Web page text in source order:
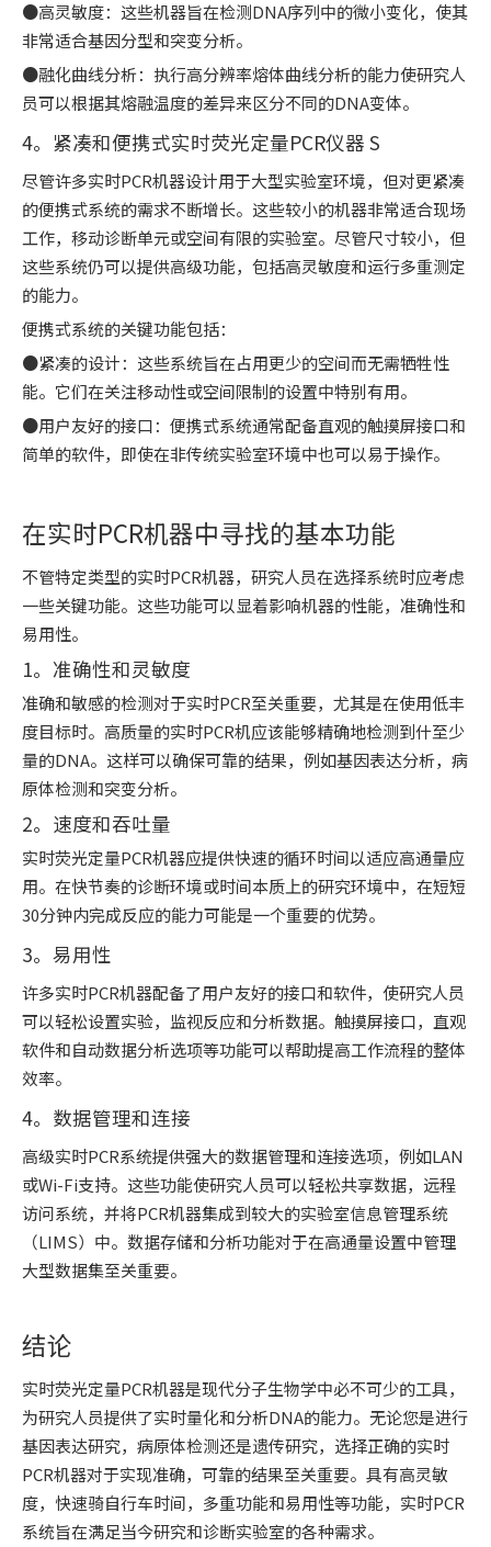
●高灵敏度：这些机器旨在检测DNA序列中的微小变化，使其
非常适合基因分型和突变分析。
●融化曲线分析：执行高分辨率熔体曲线分析的能力使研究人
员可以根据其熔融温度的差异来区分不同的DNA变体。
4。紧凑和便携式实时荧光定量PCR仪器 S
尽管许多实时PCR机器设计用于大型实验室环境，但对更紧凑
的便携式系统的需求不断增长。这些较小的机器非常适合现场
工作，移动诊断单元或空间有限的实验室。尽管尺寸较小，但
这些系统仍可以提供高级功能，包括高灵敏度和运行多重测定
的能力。
便携式系统的关键功能包括：
●紧凑的设计：这些系统旨在占用更少的空间而无需牺牲性
能。它们在关注移动性或空间限制的设置中特别有用。
●用户友好的接口：便携式系统通常配备直观的触摸屏接口和
简单的软件，即使在非传统实验室环境中也可以易于操作。
在实时PCR机器中寻找的基本功能
不管特定类型的实时PCR机器，研究人员在选择系统时应考虑
一些关键功能。这些功能可以显着影响机器的性能，准确性和
易用性。
1。准确性和灵敏度
准确和敏感的检测对于实时PCR至关重要，尤其是在使用低丰
度目标时。高质量的实时PCR机应该能够精确地检测到什至少
量的DNA。这样可以确保可靠的结果，例如基因表达分析，病
原体检测和突变分析。
2。速度和吞吐量
实时荧光定量PCR机器应提供快速的循环时间以适应高通量应
用。在快节奏的诊断环境或时间本质上的研究环境中，在短短
30分钟内完成反应的能力可能是一个重要的优势。
3。易用性
许多实时PCR机器配备了用户友好的接口和软件，使研究人员
可以轻松设置实验，监视反应和分析数据。触摸屏接口，直观
软件和自动数据分析选项等功能可以帮助提高工作流程的整体
效率。
4。数据管理和连接
高级实时PCR系统提供强大的数据管理和连接选项，例如LAN
或Wi-Fi支持。这些功能使研究人员可以轻松共享数据，远程
访问系统，并将PCR机器集成到较大的实验室信息管理系统
（LIMS）中。数据存储和分析功能对于在高通量设置中管理
大型数据集至关重要。
结论
实时荧光定量PCR机器是现代分子生物学中必不可少的工具，
为研究人员提供了实时量化和分析DNA的能力。无论您是进行
基因表达研究，病原体检测还是遗传研究，选择正确的实时
PCR机器对于实现准确，可靠的结果至关重要。具有高灵敏
度，快速骑自行车时间，多重功能和易用性等功能，实时PCR
系统旨在满足当今研究和诊断实验室的各种需求。